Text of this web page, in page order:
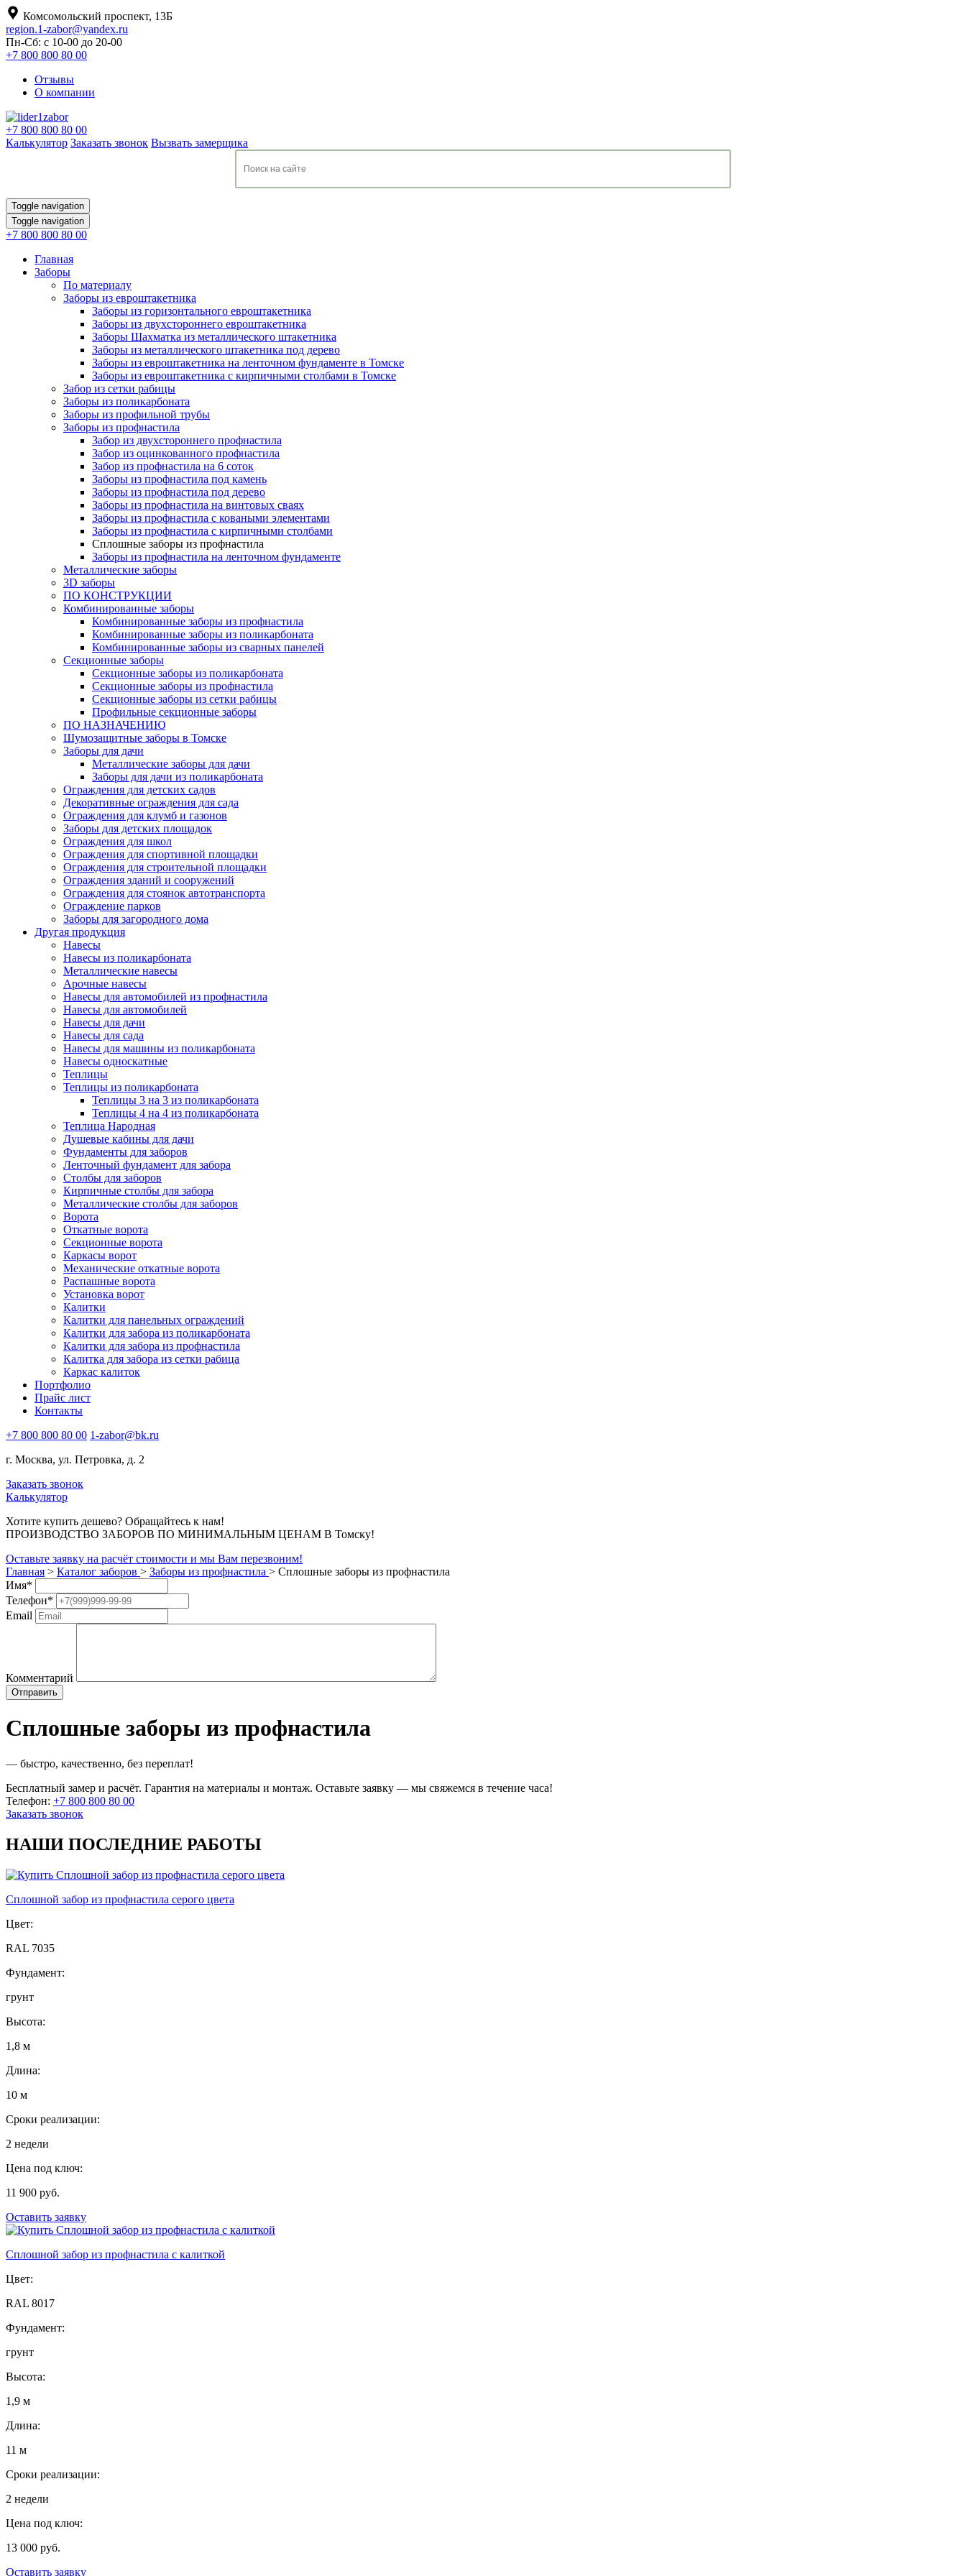
Комсомольский проспект, 13Б
region.1-zabor@yandex.ru
Пн-Сб: с 10-00 до 20-00
+7 800 800 80 00
Отзывы
О компании
+7 800 800 80 00
Калькулятор Заказать звонок Вызвать замерщика
Toggle navigation
Toggle navigation
+7 800 800 80 00
Главная
Заборы
По материалу
Заборы из евроштакетника
Заборы из горизонтального евроштакетника
Заборы из двухстороннего евроштакетника
Заборы Шахматка из металлического штакетника
Заборы из металлического штакетника под дерево
Заборы из евроштакетника на ленточном фундаменте в Томске
Заборы из евроштакетника с кирпичными столбами в Томске
Забор из сетки рабицы
Заборы из поликарбоната
Заборы из профильной трубы
Заборы из профнастила
Забор из двухстороннего профнастила
Забор из оцинкованного профнастила
Забор из профнастила на 6 соток
Заборы из профнастила под камень
Заборы из профнастила под дерево
Заборы из профнастила на винтовых сваях
Заборы из профнастила с коваными элементами
Заборы из профнастила с кирпичными столбами
Сплошные заборы из профнастила
Заборы из профнастила на ленточном фундаменте
Металлические заборы
3D заборы
ПО КОНСТРУКЦИИ
Комбинированные заборы
Комбинированные заборы из профнастила
Комбинированные заборы из поликарбоната
Комбинированные заборы из сварных панелей
Секционные заборы
Секционные заборы из поликарбоната
Секционные заборы из профнастила
Секционные заборы из сетки рабицы
Профильные секционные заборы
ПО НАЗНАЧЕНИЮ
Шумозащитные заборы в Томске
Заборы для дачи
Металлические заборы для дачи
Заборы для дачи из поликарбоната
Ограждения для детских садов
Декоративные ограждения для сада
Ограждения для клумб и газонов
Заборы для детских площадок
Ограждения для школ
Ограждения для спортивной площадки
Ограждения для строительной площадки
Ограждения зданий и сооружений
Ограждения для стоянок автотранспорта
Ограждение парков
Заборы для загородного дома
Другая продукция
Навесы
Навесы из поликарбоната
Металлические навесы
Арочные навесы
Навесы для автомобилей из профнастила
Навесы для автомобилей
Навесы для дачи
Навесы для сада
Навесы для машины из поликарбоната
Навесы односкатные
Теплицы
Теплицы из поликарбоната
Теплицы 3 на 3 из поликарбоната
Теплицы 4 на 4 из поликарбоната
Теплица Народная
Душевые кабины для дачи
Фундаменты для заборов
Ленточный фундамент для забора
Столбы для заборов
Кирпичные столбы для забора
Металлические столбы для заборов
Ворота
Откатные ворота
Секционные ворота
Каркасы ворот
Механические откатные ворота
Распашные ворота
Установка ворот
Калитки
Калитки для панельных ограждений
Калитки для забора из поликарбоната
Калитки для забора из профнастила
Калитка для забора из сетки рабица
Каркас калиток
Портфолио
Прайс лист
Контакты
+7 800 800 80 00 1-zabor@bk.ru
г. Москва, ул. Петровка, д. 2
Заказать звонок
Калькулятор
Хотите купить дешево? Обращайтесь к нам!
ПРОИЗВОДСТВО ЗАБОРОВ ПО МИНИМАЛЬНЫМ ЦЕНАМ В Томску!
Оставьте заявку на расчёт стоимости и мы Вам перезвоним!
Главная > Каталог заборов > Заборы из профнастила > Сплошные заборы из профнастила
Имя*
Телефон*
Email
Комментарий
Сплошные заборы из профнастила
— быстро, качественно, без переплат!
Бесплатный замер и расчёт. Гарантия на материалы и монтаж. Оставьте заявку — мы свяжемся в течение часа!
Телефон: +7 800 800 80 00
Заказать звонок
НАШИ ПОСЛЕДНИЕ РАБОТЫ
Сплошной забор из профнастила серого цвета
Цвет:
RAL 7035
Фундамент:
грунт
Высота:
1,8 м
Длина:
10 м
Сроки реализации:
2 недели
Цена под ключ:
11 900 руб.
Оставить заявку
Сплошной забор из профнастила с калиткой
Цвет:
RAL 8017
Фундамент:
грунт
Высота:
1,9 м
Длина:
11 м
Сроки реализации:
2 недели
Цена под ключ:
13 000 руб.
Оставить заявку